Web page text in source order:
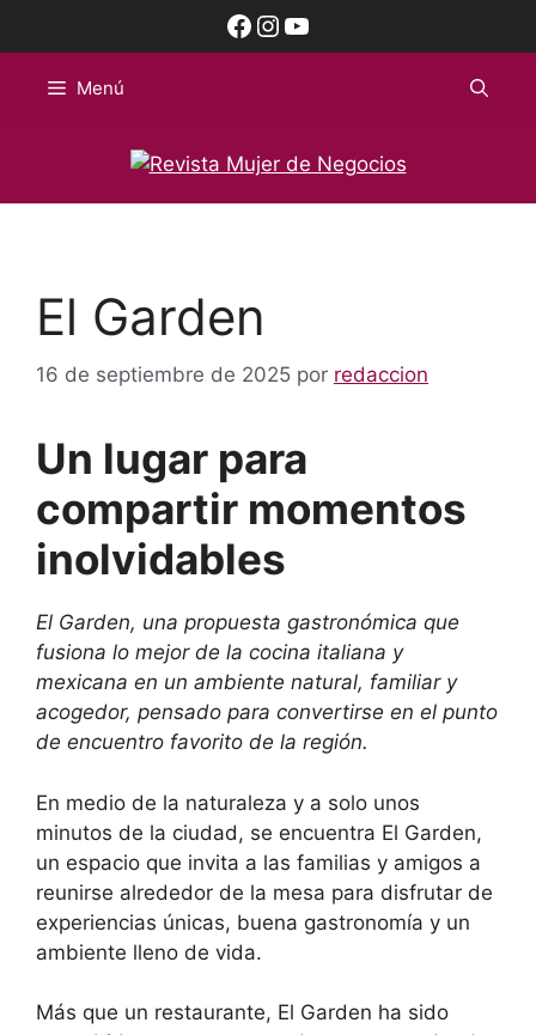
Facebook
Instagram
YouTube
Menú
El Garden
16 de septiembre de 2025 por redaccion
Un lugar para
compartir momentos
inolvidables
El Garden, una propuesta gastronómica que
fusiona lo mejor de la cocina italiana y
mexicana en un ambiente natural, familiar y
acogedor, pensado para convertirse en el punto
de encuentro favorito de la región.
En medio de la naturaleza y a solo unos
minutos de la ciudad, se encuentra El Garden,
un espacio que invita a las familias y amigos a
reunirse alrededor de la mesa para disfrutar de
experiencias únicas, buena gastronomía y un
ambiente lleno de vida.
Más que un restaurante, El Garden ha sido